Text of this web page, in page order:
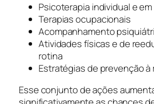
Psicoterapia individual e
Terapias ocupacionais
Acompanhamento
Atividades físicas e de
rotina
Estratégias de prevenção à
Esse conjunto de ações